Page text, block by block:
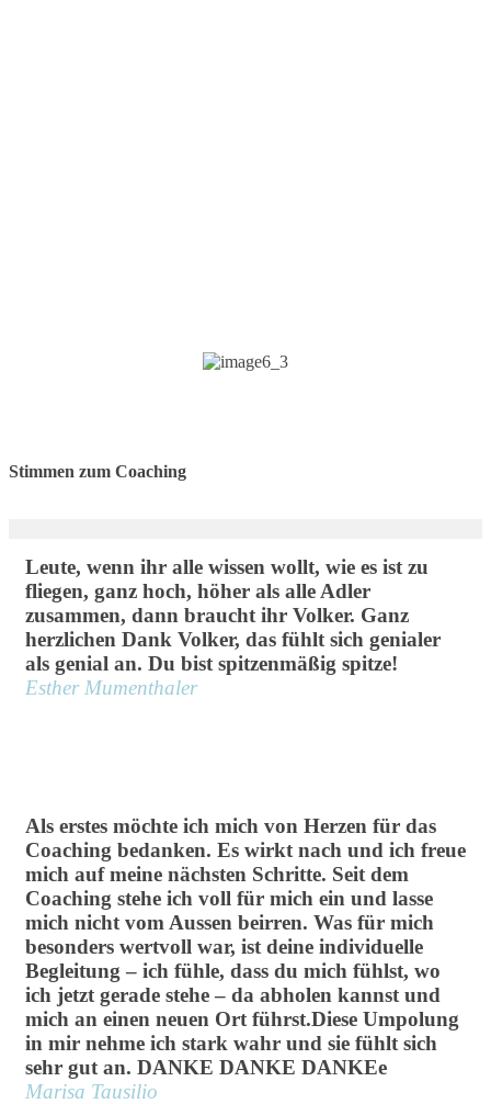
Stimmen zum Coaching
Leute, wenn ihr alle wissen wollt, wie es ist zu
fliegen, ganz hoch, höher als alle Adler
zusammen, dann braucht ihr Volker. Ganz
herzlichen Dank Volker, das fühlt sich genialer
als genial an. Du bist spitzenmäßig spitze!
Esther Mumenthaler
Als erstes möchte ich mich von Herzen für das
Coaching bedanken. Es wirkt nach und ich freue
mich auf meine nächsten Schritte. Seit dem
Coaching stehe ich voll für mich ein und lasse
mich nicht vom Aussen beirren. Was für mich
besonders wertvoll war, ist deine individuelle
Begleitung – ich fühle, dass du mich fühlst, wo
ich jetzt gerade stehe – da abholen kannst und
mich an einen neuen Ort führst.Diese Umpolung
in mir nehme ich stark wahr und sie fühlt sich
sehr gut an. DANKE DANKE DANKEe
Marisa Tausilio